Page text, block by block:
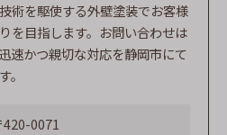
術を駆使する外壁塗装でお客様
を目指します。お問い合わせは
速かつ親切な対応を静岡市にて
。
420-0071